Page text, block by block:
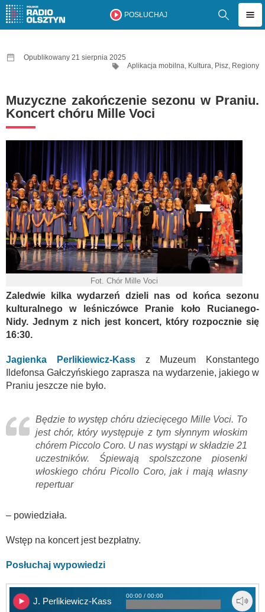
POSŁUCHAJ
Opublikowany 21 sierpnia 2025
Aplikacja mobilna, Kultura, Pisz, Regiony
Muzyczne zakończenie sezonu w Praniu.
Koncert chóru Mille Voci
Fot. Chór Mille Voci
Zaledwie kilka wydarzeń dzieli nas od końca sezonu
kulturalnego w leśniczówce Pranie koło Rucianego-
Nidy. Jednym z nich jest koncert, który rozpocznie się
16:30.
Jagienka Perlikiewicz-Kassz Muzeum Konstantego
Ildefonsa Gałczyńskiego zaprasza na wydarzenie, jakiego w
Praniu jeszcze nie było.
Będzie to występ chóru dziecięcego Mille Voci. To
jest chór, który występuje z tym słynnym włoskim
chórem Piccolo Coro. U nas wystąpi w składzie 21
uczestników. Śpiewają spolszczone piosenki
włoskiego chóru Picollo Coro, jak i mają własny
repertuar
– powiedziała.
Wstęp na koncert jest bezpłatny.
Posłuchaj wypowiedzi
J. Perlikiewicz-Kass
00:00 / 00:00